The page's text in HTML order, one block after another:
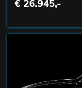
€ 26.945,-